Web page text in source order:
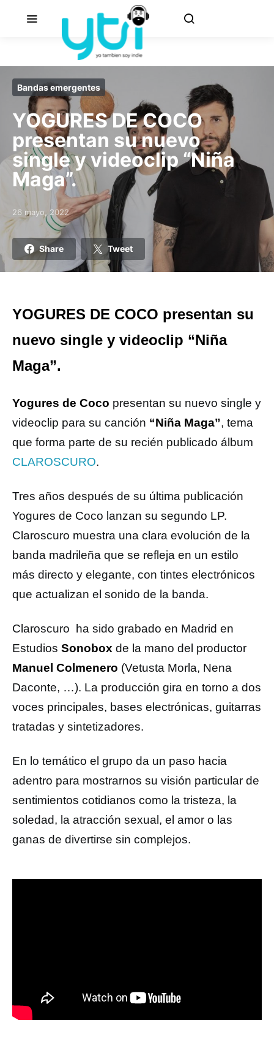
Bandas emergentes
YOGURES DE COCO
presentan su nuevo
single y videoclip “Niña
Maga”.
Posted on
26 mayo, 2022
Share Tweet
YOGURES DE COCO presentan su
nuevo single y videoclip “Niña
Maga”.
Yogures de Coco presentan su nuevo single y
videoclip para su canción “Niña Maga”, tema
que forma parte de su recién publicado álbum
CLAROSCURO.
Tres años después de su última publicación
Yogures de Coco lanzan su segundo LP.
Claroscuro muestra una clara evolución de la
banda madrileña que se refleja en un estilo
más directo y elegante, con tintes electrónicos
que actualizan el sonido de la banda.
Claroscuro ha sido grabado en Madrid en
Estudios Sonobox de la mano del productor
Manuel Colmenero (Vetusta Morla, Nena
Daconte, …). La producción gira en torno a dos
voces principales, bases electrónicas, guitarras
tratadas y sintetizadores.
En lo temático el grupo da un paso hacia
adentro para mostrarnos su visión particular de
sentimientos cotidianos como la tristeza, la
soledad, la atracción sexual, el amor o las
ganas de divertirse sin complejos.